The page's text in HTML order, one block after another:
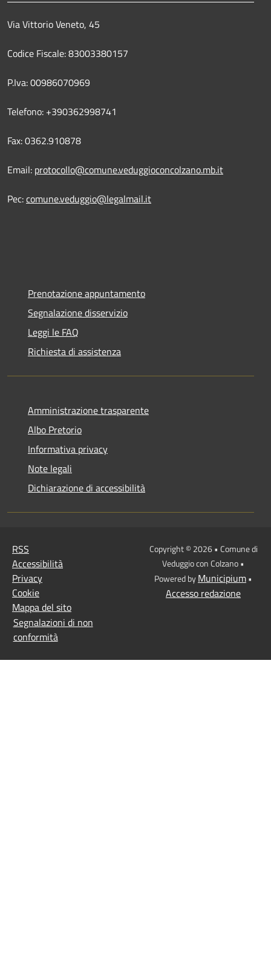
Via Vittorio Veneto, 45
Codice Fiscale: 83003380157
P.Iva: 00986070969
Telefono: +390362998741
Fax: 0362.910878
Email: protocollo@comune.veduggioconcolzano.mb.it
Pec:comune.veduggio@legalmail.it
Prenotazione appuntamento
Segnalazione disservizio
Leggi le FAQ
Richiesta di assistenza
Amministrazione trasparente
Albo Pretorio
Informativa privacy
Note legali
Dichiarazione di accessibilità
RSS
Accessibilità
Privacy
Cookie
Mappa del sito
Segnalazioni di non
conformità
Copyright © 2026 • Comune di
Veduggio con Colzano •
Powered byMunicipium•
Accesso redazione